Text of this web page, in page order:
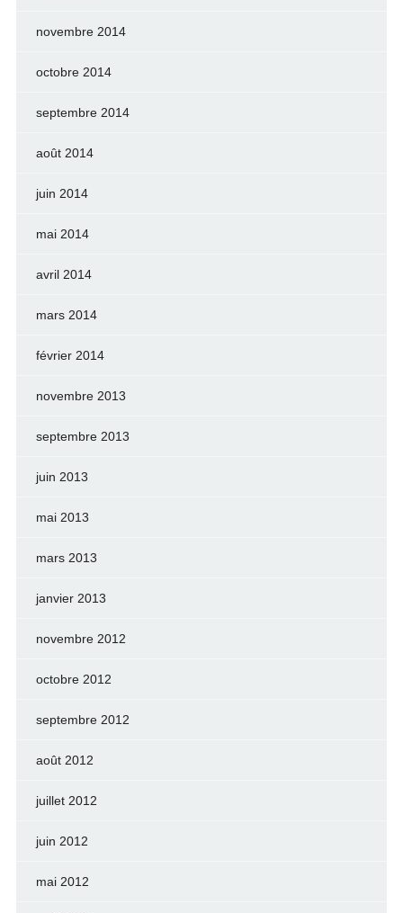
novembre 2014
octobre 2014
septembre 2014
août 2014
juin 2014
mai 2014
avril 2014
mars 2014
février 2014
novembre 2013
septembre 2013
juin 2013
mai 2013
mars 2013
janvier 2013
novembre 2012
octobre 2012
septembre 2012
août 2012
juillet 2012
juin 2012
mai 2012